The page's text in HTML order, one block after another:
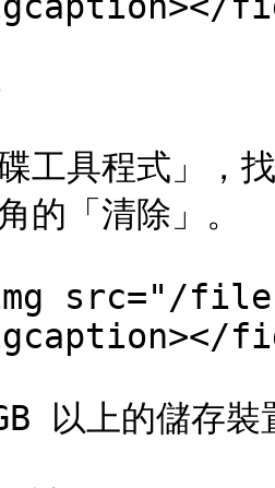
工具程式」，
「清除」。
src="/files/
以上的儲存